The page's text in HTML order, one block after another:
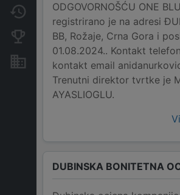
Promjene
Konkurentne kompanije
Nekretnine i imovina
ODGOVORNOŠĆU ONE
registrirano je na adresi
BB, Rožaje, Crna Gora i
01.08.2024.. Kontakt
kontakt email
Trenutni direktor tvrtke je
AYASLIOGLU.
DUBINSKA BONITETNA